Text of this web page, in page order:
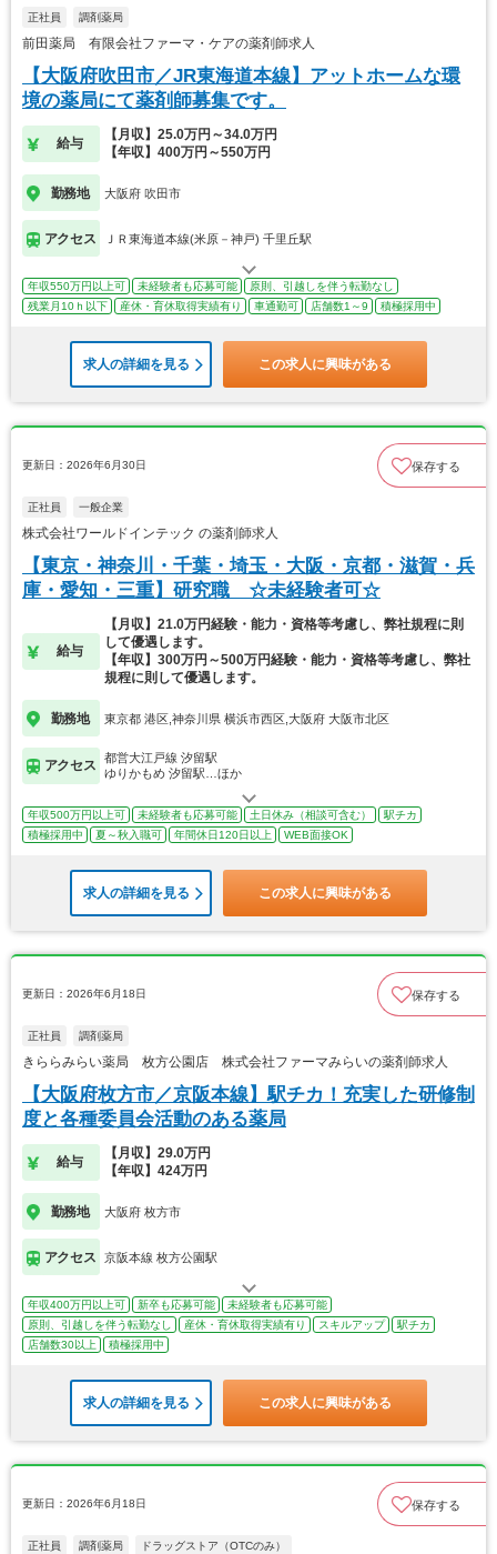
正社員 調剤薬局
前田薬局 有限会社ファーマ・ケアの薬剤師求人
【大阪府吹田市／JR東海道本線】アットホームな環
境の薬局にて薬剤師募集です。
給与
【月収】25.0万円～34.0万円
【年収】400万円～550万円
勤務地 大阪府 吹田市
アクセス ＪＲ東海道本線(米原－神戸) 千里丘駅
年収550万円以上可 未経験者も応募可能
原則、引越しを伴う転勤なし
残業月10ｈ以下
産休・育休取得実績有り 車通勤可 店舗数1～9 積極採用中
求人の詳細を見る この求人に興味がある
更新日：2026年6月30日 保存する
正社員 一般企業
株式会社ワールドインテック の薬剤師求人
【東京・神奈川・千葉・埼玉・大阪・京都・滋賀・兵
庫・愛知・三重】研究職 ☆未経験者可☆
給与
【月収】21.0万円経験・能力・資格等考慮し、弊社規程に則
して優遇します。
【年収】300万円～500万円経験・能力・資格等考慮し、弊社
規程に則して優遇します。
勤務地 東京都 港区,神奈川県 横浜市西区,大阪府 大阪市北区
アクセス
都営大江戸線 汐留駅
ゆりかもめ 汐留駅…ほか
年収500万円以上可 未経験者も応募可能 土日休み（相談可含む）
駅チカ
積極採用中
夏～秋入職可 年間休日120日以上 WEB面接OK
求人の詳細を見る この求人に興味がある
更新日：2026年6月18日 保存する
正社員 調剤薬局
きららみらい薬局 枚方公園店 株式会社ファーマみらいの薬剤師求人
【大阪府枚方市／京阪本線】駅チカ！充実した研修制
度と各種委員会活動のある薬局
給与
【月収】29.0万円
【年収】424万円
勤務地 大阪府 枚方市
アクセス 京阪本線 枚方公園駅
年収400万円以上可 新卒も応募可能
未経験者も応募可能
原則、引越しを伴う転勤なし
産休・育休取得実績有り スキルアップ
駅チカ
店舗数30以上
積極採用中
求人の詳細を見る この求人に興味がある
更新日：2026年6月18日 保存する
正社員 調剤薬局 ドラッグストア（OTCのみ）